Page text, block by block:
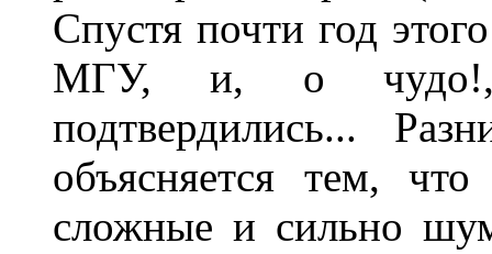
Спустя почти год
МГУ, и, о чудо!,
подтвердились...
объясняется тем,
сложные и сильно